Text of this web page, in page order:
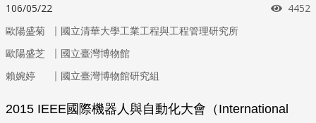
106/05/22 瀏覽
4452
歐陽盛菊 ｜ 國立清華大學工業工程與工程管理研究所
歐陽盛芝
｜ 國立臺灣博物館
賴婉婷
｜ 國立臺灣博物館研究組
2015 IEEE國際機器人與自動化大會（International